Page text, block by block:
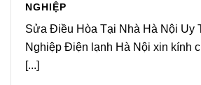
NGHIỆP
Sửa Điều Hòa Tại Nhà Hà Nội Uy
Nghiệp Điện lạnh Hà Nội xin kính
[...]